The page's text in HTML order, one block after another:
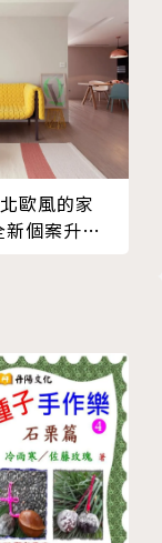
子
歐風的家
新個案升級